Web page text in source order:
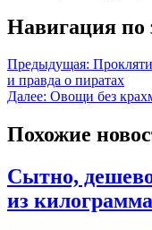
Навигация по
Предыдущая:
и правда о пиратах
Далее: Овощи без
Похожие
Сытно,
из